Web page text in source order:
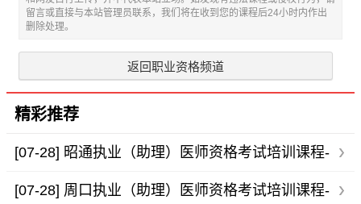
留言或直接与本站管理员联系，我们将在收到您的课程后24小时内作出
删除处理。
返回职业资格频道
精彩推荐
[07-28] 昭通执业（助理）医师资格考试培训课程-
培训班-咨询电话
[07-28] 周口执业（助理）医师资格考试培训课程-